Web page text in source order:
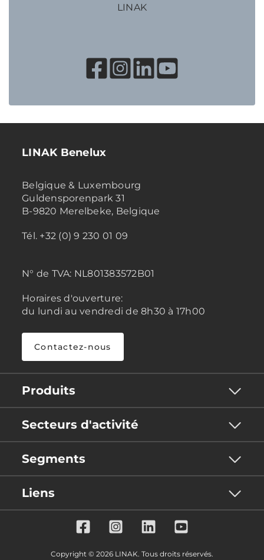
LINAK
LINAK Benelux
Belgique & Luxembourg
Guldensporenpark 31
B-9820 Merelbeke, Belgique
Tél. +32 (0) 9 230 01 09
N° de TVA: NL801383572B01
Horaires d'ouverture:
du lundi au vendredi de 8h30 à 17h00
Contactez-nous
Produits
Secteurs d'activité
Segments
Liens
Copyright © 2026 LINAK. Tous droits réservés.